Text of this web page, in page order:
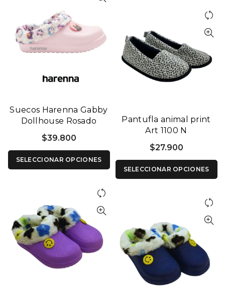
Suecos Harenna Gabby
Dollhouse Rosado
$39.800
SELECCIONAR OPCIONES
Pantufla animal print
Art 1100 N
$27.900
SELECCIONAR OPCIONES